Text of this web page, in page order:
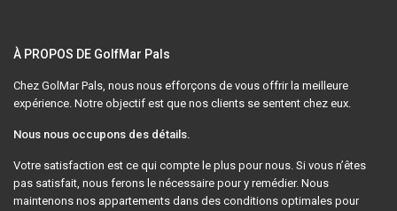
À PROPOS DE GolfMar Pals
Chez GolMar Pals, nous nous efforçons de vous offrir la meilleure
expérience. Notre objectif est que nos clients se sentent chez eux.
Nous nous occupons des détails.
Votre satisfaction est ce qui compte le plus pour nous. Si vous n’êtes
pas satisfait, nous ferons le nécessaire pour y remédier. Nous
maintenons nos appartements dans des conditions optimales pour